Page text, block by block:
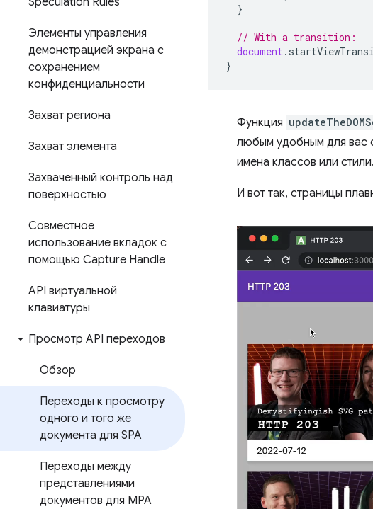
Элементы управления
демонстрацией экрана с
сохранением
конфиденциальности
Захват региона
Захват элемента
Захваченный контроль над
поверхностью
Совместное
использование вкладок с
помощью Capture Handle
API виртуальной
клавиатуры
Просмотр API переходов
Обзор
Переходы к просмотру
одного и того же
документа для SPA
Переходы между
представлениями
документов для MPA
}
// With a transition:
document.
}
Функция
любым удобным для вас
имена классов или стили.
И вот так, страницы